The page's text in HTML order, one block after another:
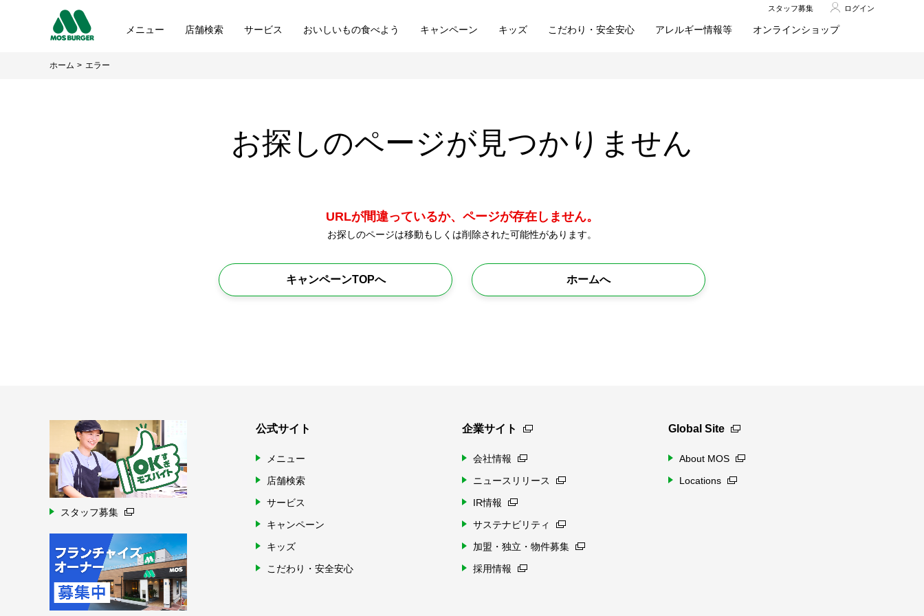
メニュー 店舗検索 サービス おいしいもの食べよう キャンペーン キッズ こだわり・安全安心 アレルギー情報等 オンラインショップ
スタッフ募集 ログイン
ホーム エラー
お探しのページが見つかりません
URLが間違っているか、ページが存在しません。
お探しのページは移動もしくは削除された可能性があります。
キャンペーンTOPへ ホームへ
スタッフ募集
公式サイト
メニュー
店舗検索
サービス
キャンペーン
キッズ
こだわり・安全安心
企業サイト
会社情報
ニュースリリース
IR情報
サステナビリティ
加盟・独立・物件募集
採用情報
Global Site
About MOS
Locations